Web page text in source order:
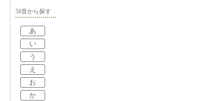
50音から探す
あ
い
う
え
お
か